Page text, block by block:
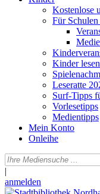
Kostenlose
Für
Kinder
Leseratte
Surf-Tipps
Vorlesetipps
Medientipps
Mein Konto
Onleihe
|
anmelden